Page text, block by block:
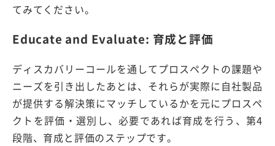
てみてください。
Educate and Evaluate: 育成と評価
ディスカバリーコールを通してプロスペクトの課題や
ニーズを引き出したあとは、それらが実際に自社製品
が提供する解決策にマッチしているかを元にプロスペ
クトを評価・選別し、必要であれば育成を行う、第4
段階、育成と評価のステップです。